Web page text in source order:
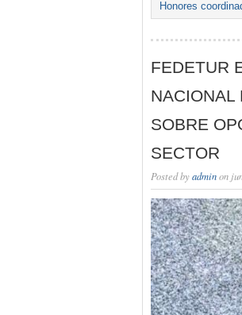
Honores
FEDETUR
NACIONAL
SOBRE
SECTOR
Posted byadminon